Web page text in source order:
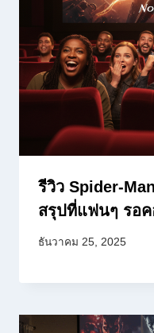
รีวิว Spider-
สรุปที่แฟนๆ รอค
ธันวาคม 25, 2025